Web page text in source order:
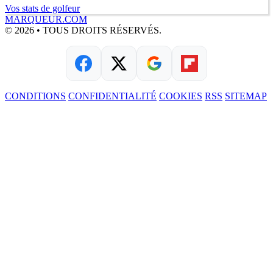
Vos stats de golfeur
MARQUEUR.COM
© 2026 • TOUS DROITS RÉSERVÉS.
CONDITIONS CONFIDENTIALITÉ COOKIES RSS SITEMAP